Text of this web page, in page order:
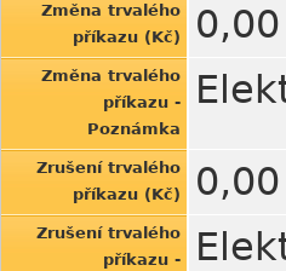
Změna trvalého
příkazu (Kč)
0,00
Změna trvalého
příkazu -
Poznámka
Zrušení trvalého
příkazu (Kč)
0,00
Zrušení trvalého
příkazu -